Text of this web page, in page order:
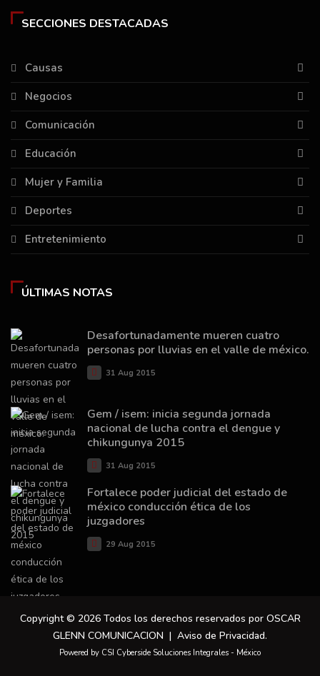
SECCIONES DESTACADAS
Causas
Negocios
Comunicación
Educación
Mujer y Familia
Deportes
Entretenimiento
ÚLTIMAS NOTAS
Desafortunadamente mueren cuatro
personas por lluvias en el valle de méxico.
31 Aug 2015
Gem / isem: inicia segunda jornada
nacional de lucha contra el dengue y
chikungunya 2015
31 Aug 2015
Fortalece poder judicial del estado de
méxico conducción ética de los
juzgadores
29 Aug 2015
Copyright © 2026 Todos los derechos reservados por OSCAR
GLENN COMUNICACION | Aviso de Privacidad.
Powered by CSI Cyberside Soluciones Integrales - México